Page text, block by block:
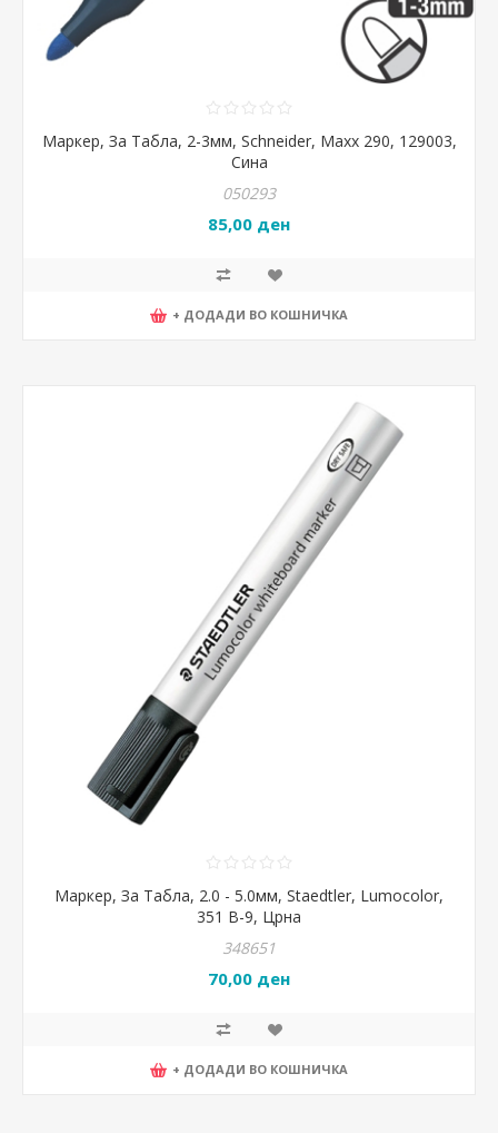
Маркер, За Табла, 2-3мм, Schneider, Maxx 290, 129003,
Сина
050293
85,00 ден
+ ДОДАДИ ВО КОШНИЧКА
Маркер, За Табла, 2.0 - 5.0мм, Staedtler, Lumocolor,
351 B-9, Црна
348651
70,00 ден
+ ДОДАДИ ВО КОШНИЧКА